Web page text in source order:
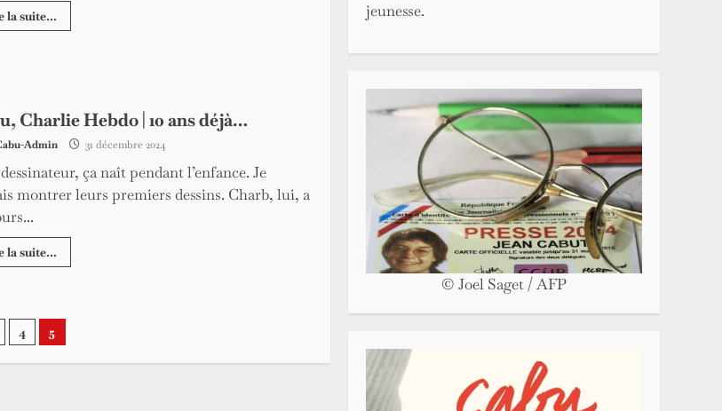
la suite...
Charlie Hebdo | 10 ans déjà…
Admin 31 décembre 2024
ça naît pendant l’enfance. Je
montrer leurs premiers dessins. Charb, lui, a
la suite...
4 5
jeunesse.
© Joel Saget / AFP